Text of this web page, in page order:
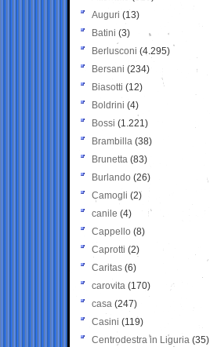
Auguri (13)
Batini (3)
Berlusconi (4.295)
Bersani (234)
Biasotti (12)
Boldrini (4)
Bossi (1.221)
Brambilla (38)
Brunetta (83)
Burlando (26)
Camogli (2)
canile (4)
Cappello (8)
Caprotti (2)
Caritas (6)
carovita (170)
casa (247)
Casini (119)
Centrodestra in Liguria (35)